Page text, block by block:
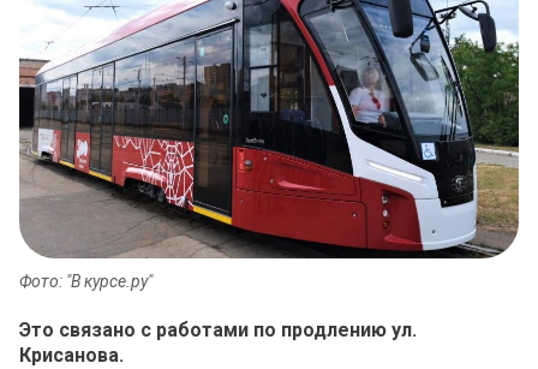
Фото: "В курсе.ру"
Это связано с работами по продлению ул.
Крисанова.